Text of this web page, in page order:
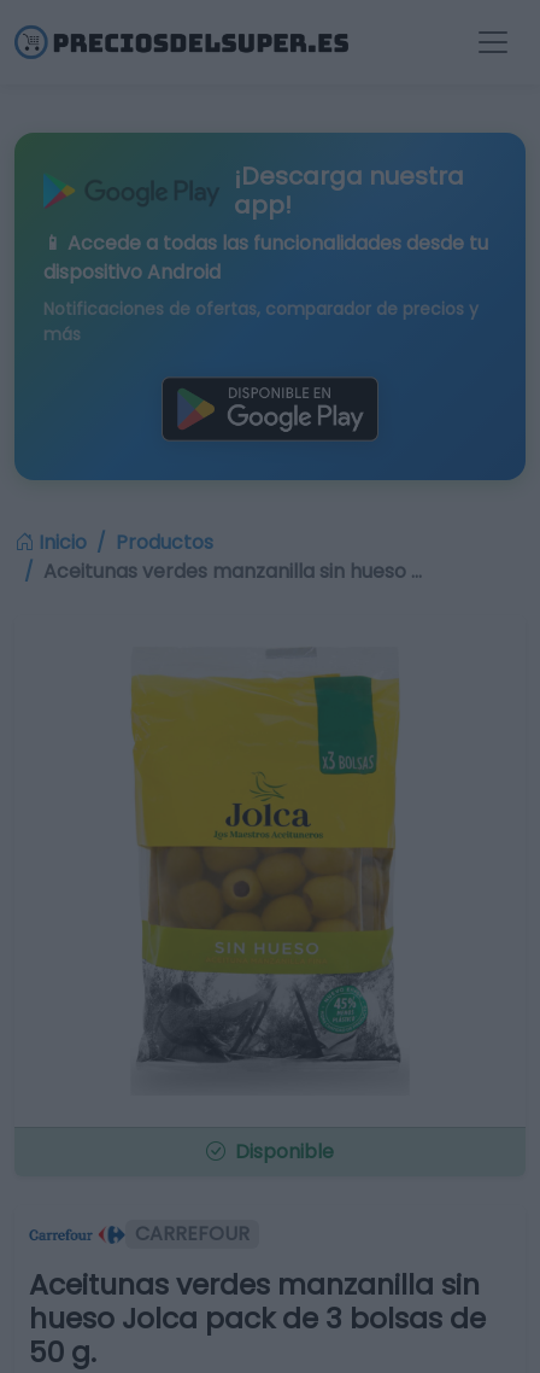
¡Descarga nuestra
app!
📱 Accede a todas las funcionalidades desde tu
dispositivo Android
Notificaciones de ofertas, comparador de precios y
más
Inicio
Productos
Aceitunas verdes manzanilla sin hueso …
Disponible
CARREFOUR
Aceitunas verdes manzanilla sin
hueso Jolca pack de 3 bolsas de
50 g.